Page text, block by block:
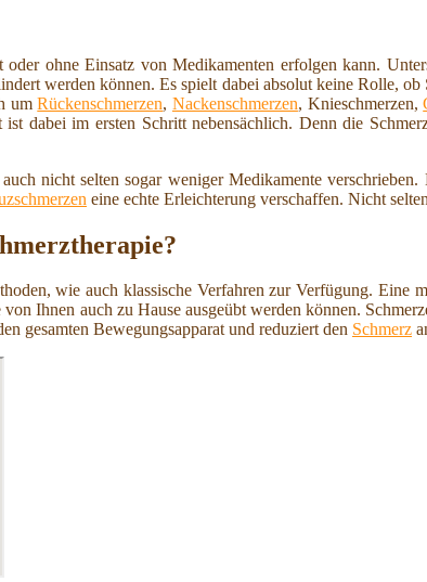
ohne Einsatz von Medikamenten erfolgen kann.
werden können. Es spielt dabei absolut keine Rolle,
umRückenschmerzen, Nackenschmerzen, Knieschmerzen,
dabei im ersten Schritt nebensächlich. Denn die
nicht selten sogar weniger Medikamente
eine echte Erleichterung verschaffen. Nicht
wie auch klassische Verfahren zur Verfügung. Eine
Ihnen auch zu Hause ausgeübt werden können.
gesamten Bewegungsapparat und reduziert den Schmerz